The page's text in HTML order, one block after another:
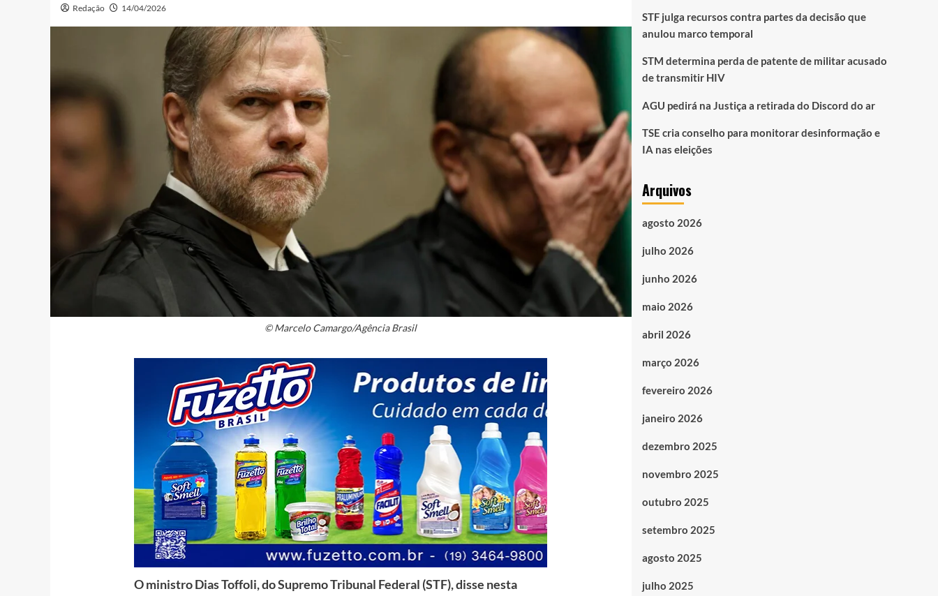
Redação 14/04/2026
© Marcelo Camargo/Agência Brasil
O ministro Dias Toffoli, do Supremo Tribunal Federal (STF), disse nesta
STF julga recursos contra partes da decisão que
anulou marco temporal
STM determina perda de patente de militar acusado
de transmitir HIV
AGU pedirá na Justiça a retirada do Discord do ar
TSE cria conselho para monitorar desinformação e
IA nas eleições
Arquivos
agosto 2026
julho 2026
junho 2026
maio 2026
abril 2026
março 2026
fevereiro 2026
janeiro 2026
dezembro 2025
novembro 2025
outubro 2025
setembro 2025
agosto 2025
julho 2025